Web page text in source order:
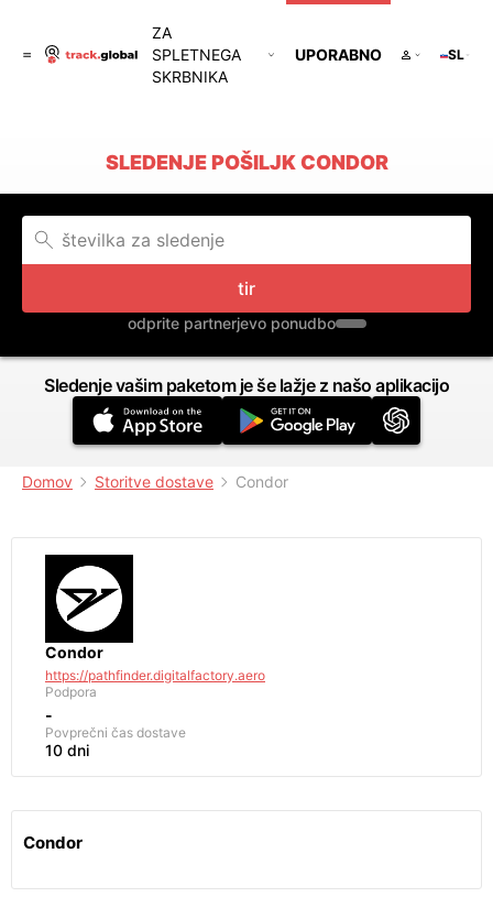
ZA
SPLETNEGA
SKRBNIKA
UPORABNO SL
SLEDENJE POŠILJK CONDOR
tir
odprite partnerjevo ponudbo
Sledenje vašim paketom je še lažje z našo aplikacijo
Domov Storitve dostave Condor
Condor
https://pathfinder.digitalfactory.aero
Podpora
-
Povprečni čas dostave
10 dni
Condor